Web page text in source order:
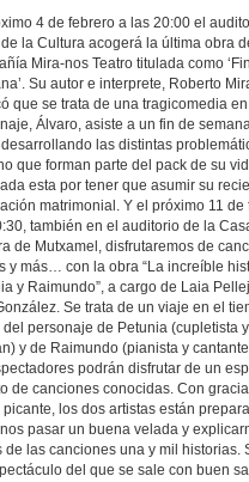
4 de febrero a las 20:00 el
la Cultura acogerá la última obra
Mira-nos Teatro titulada como
Su autor e interprete, Roberto
que se trata de una tragicomedia
Álvaro, asiste a un fin de
las distintas
que forman parte del pack de su
esta por tener que asumir su
matrimonial. Y el próximo 11 de
también en el auditorio de la
de Mutxamel, disfrutaremos de
y más… con la obra “La increíble
y Raimundo”, a cargo de Laia
Se trata de un viaje en el
del personaje de Petunia (cupletista
y de Raimundo (pianista y
podrán disfrutar de un
de canciones conocidas. Con
picante, los dos artistas están
pasar un buena velada y
de las canciones una y mil historias.
del que se sale con buen